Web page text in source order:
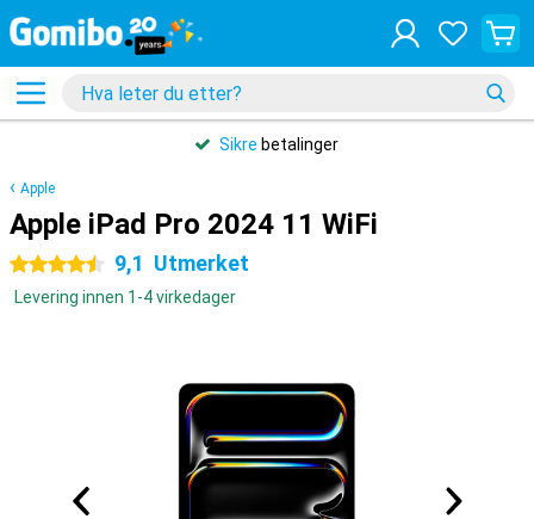
Sikre betalinger
Apple
Apple iPad Pro 2024 11 WiFi
4.5 stjerner 9,1 Utmerket
Levering innen 1-4 virkedager